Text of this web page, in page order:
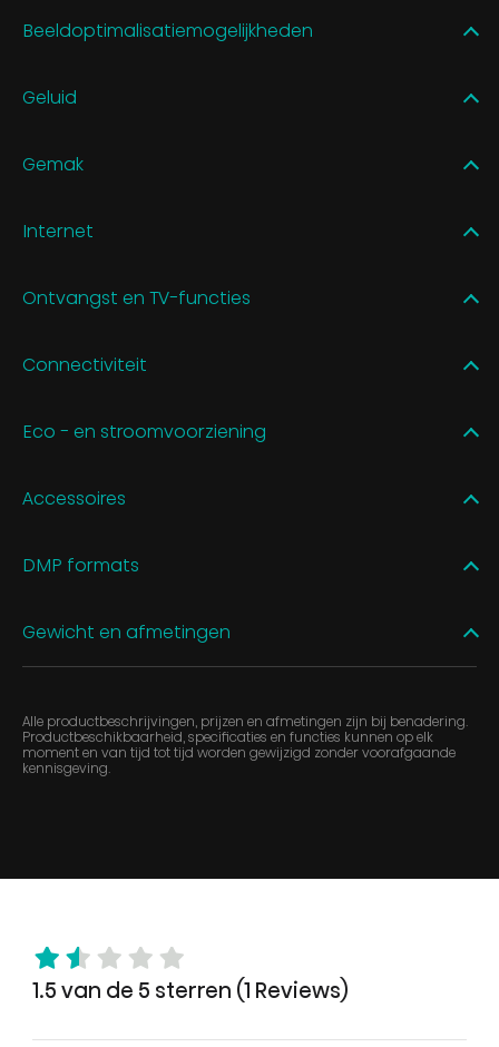
Beeldoptimalisatiemogelijkheden
Geluid
Gemak
Internet
Ontvangst en TV-functies
Connectiviteit
Eco - en stroomvoorziening
Accessoires
DMP formats
Gewicht en afmetingen
Alle productbeschrijvingen, prijzen en afmetingen zijn bij benadering.
Productbeschikbaarheid, specificaties en functies kunnen op elk
moment en van tijd tot tijd worden gewijzigd zonder voorafgaande
kennisgeving.
1.5 van de 5 sterren (1 Reviews)